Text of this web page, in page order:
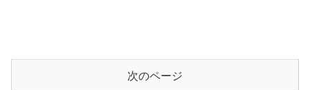
次のページ